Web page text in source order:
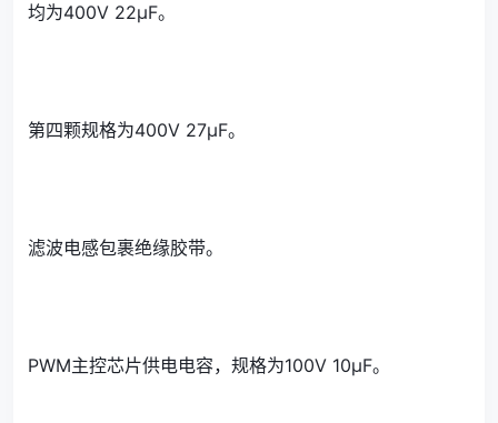
均为400V 22μF。
第四颗规格为400V 27μF。
滤波电感包裹绝缘胶带。
PWM主控芯片供电电容，规格为100V 10μF。